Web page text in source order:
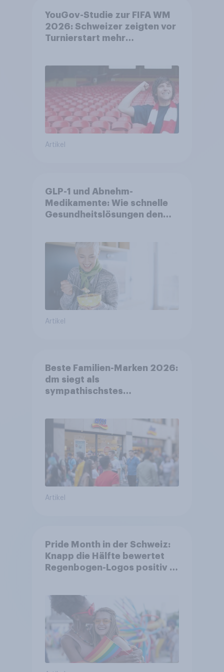
YouGov-Studie zur FIFA WM
2026: Schweizer zeigten vor
Turnierstart mehr
Artikel
GLP-1 und Abnehm-
Medikamente: Wie schnelle
Gesundheitslösungen den
Artikel
Beste Familien-Marken 2026:
dm siegt als
sympathischstes
Artikel
Pride Month in der Schweiz:
Knapp die Hälfte bewertet
Regenbogen-Logos positiv –